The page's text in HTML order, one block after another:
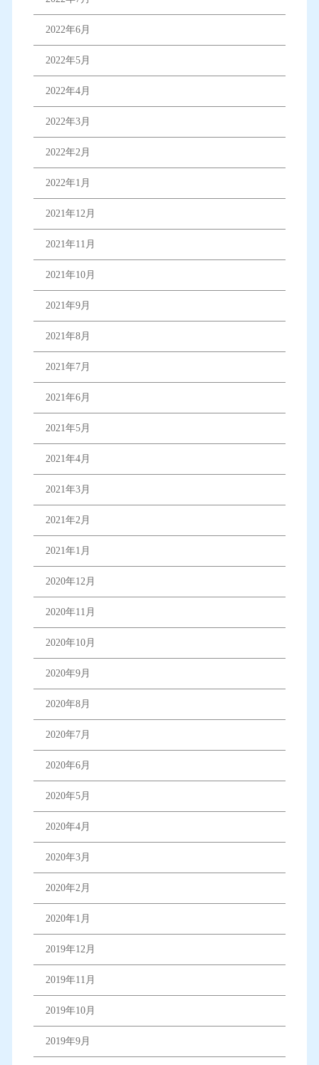
2022年6月
2022年5月
2022年4月
2022年3月
2022年2月
2022年1月
2021年12月
2021年11月
2021年10月
2021年9月
2021年8月
2021年7月
2021年6月
2021年5月
2021年4月
2021年3月
2021年2月
2021年1月
2020年12月
2020年11月
2020年10月
2020年9月
2020年8月
2020年7月
2020年6月
2020年5月
2020年4月
2020年3月
2020年2月
2020年1月
2019年12月
2019年11月
2019年10月
2019年9月